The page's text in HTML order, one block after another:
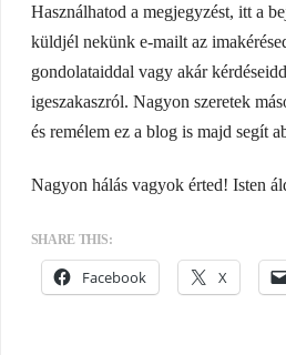
Használhatod a megjegyzést, itt a
küldjél nekünk e-mailt az
gondolataiddal vagy akár
igeszakaszról. Nagyon szeretek
és remélem ez a blog is majd segít
Nagyon hálás vagyok érted! Isten
SHARE THIS:
Facebook X